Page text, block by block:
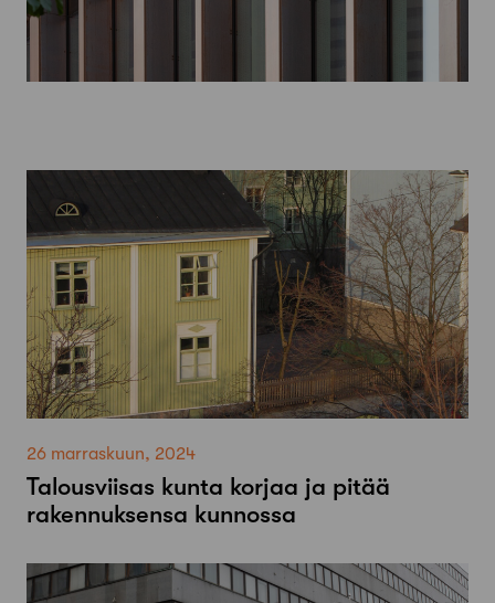
26 marraskuun, 2024
Talousviisas kunta korjaa ja pitää
rakennuksensa kunnossa